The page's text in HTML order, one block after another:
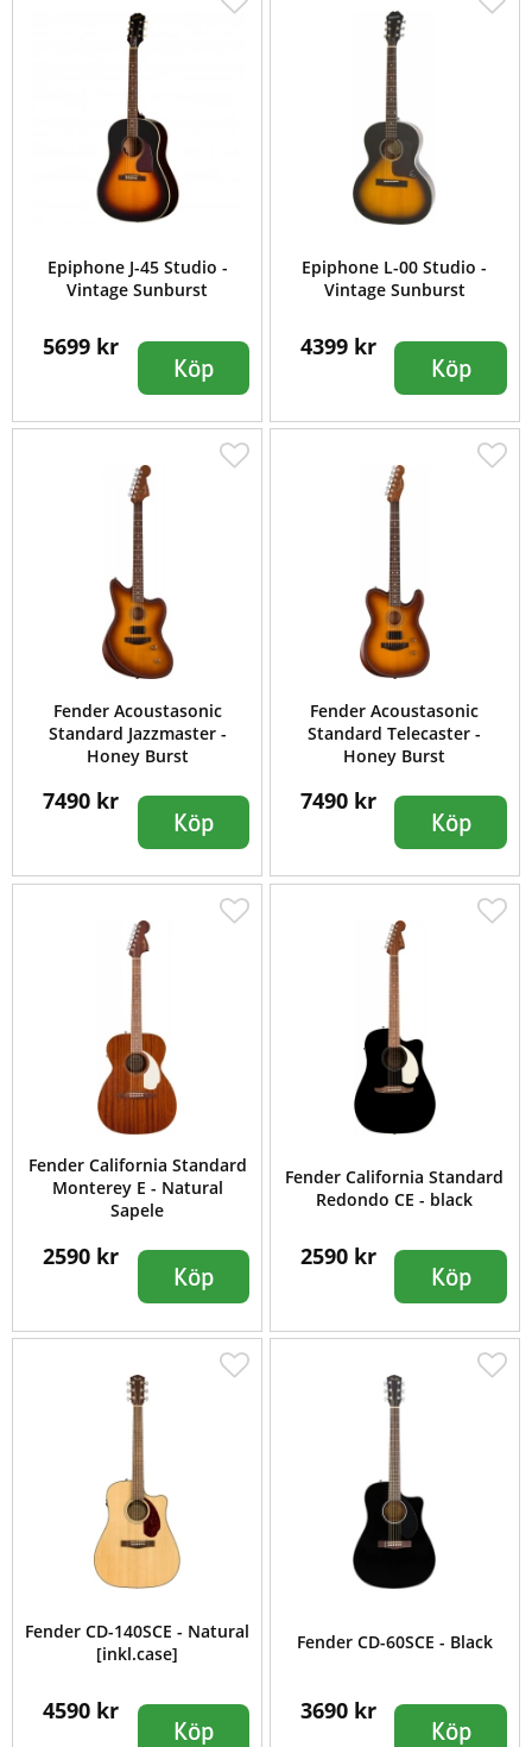
Epiphone J-45 Studio -
Vintage Sunburst
5699 kr
Köp
Epiphone L-00 Studio -
Vintage Sunburst
4399 kr
Köp
Fender Acoustasonic
Standard Jazzmaster -
Honey Burst
7490 kr
Köp
Fender Acoustasonic
Standard Telecaster -
Honey Burst
7490 kr
Köp
Fender California Standard
Monterey E - Natural
Sapele
2590 kr
Köp
Fender California Standard
Redondo CE - black
2590 kr
Köp
Fender CD-140SCE - Natural
[inkl.case]
4590 kr
Köp
Fender CD-60SCE - Black
3690 kr
Köp